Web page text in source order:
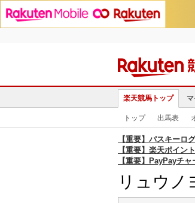
楽天競馬トップ
トップ 出馬表
【重要】パスキーロ
【重要】楽天ポイン
【重要】PayPayチ
リュウノ